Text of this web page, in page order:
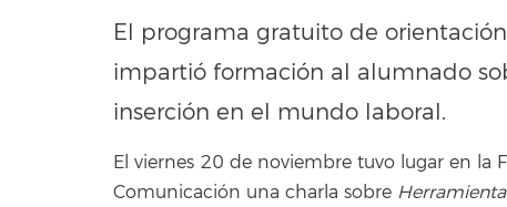
El programa gratuito de
impartió formación al alumnado
inserción en el mundo laboral.
El viernes 20 de noviembre tuvo lugar en la
Comunicación una charla sobre